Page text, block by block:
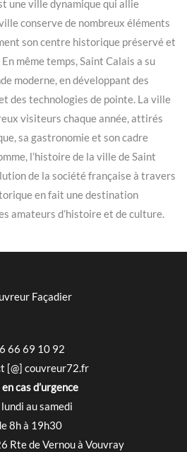
une ville dynamique qui allie
conserve de nombreux éléments
son centre historique préservé et
même temps, Saint Calais a su
moderne, en développant des
des technologies de pointe. La ville
visiteurs chaque année, attirés
sa gastronomie et son cadre
l’histoire de la ville de Saint
de la société française à travers
en fait une destination
amateurs d’histoire et de culture.
Façadier
66 69 10 92
[@] couvreur72.fr
cas d’urgence
lundi au samedi
8h à 19h30
Rte de Vernou à Vouvray